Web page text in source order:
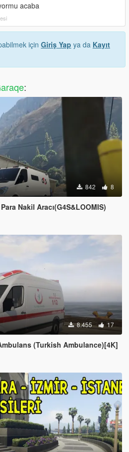
acaba
için Giriş Yap ya da Kayıt
:
842 8
Nakil Aracı(G4S&LOOMIS)
8.455 17
(Turkish Ambulance)[4K]